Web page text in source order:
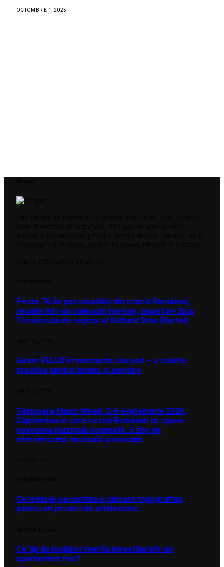
OCTOMBRIE 1, 2025
Peste 70 de personalități din istoria României,
reunite într-un videoclip hip-hop, lansat de Ziua
Tricolorului de regizorul Richard Stan (Kartel)
Geam VELUX in mansarda sau pod – o solutie
practica pentru lumina si aerisire
Timișoara Music Week: 2-6 septembrie 2026.
Săptămâna în care vestul României își spune
povestea muzicală completă, 5 zile de
eferversceță muzicală și inovație.
Ce trebuie sa contina o ridicare topografica
pentru un proiect de arhitectura
Ce tip de mobilier merită investiția într-un
apartament mic?